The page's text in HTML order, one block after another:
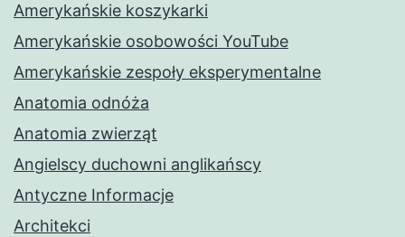
Amerykańskie koszykarki
Amerykańskie osobowości YouTube
Amerykańskie zespoły eksperymentalne
Anatomia odnóża
Anatomia zwierząt
Angielscy duchowni anglikańscy
Antyczne Informacje
Architekci